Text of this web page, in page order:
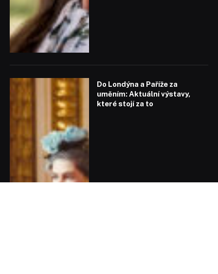
Do Londýna a Paříže za
uměním: Aktuální výstavy,
které stojí za to